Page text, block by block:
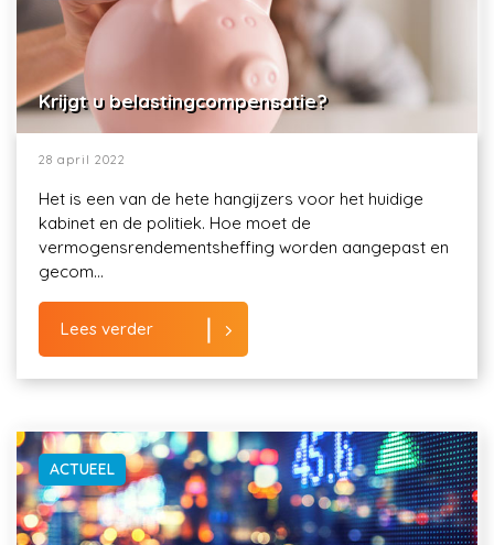
Krijgt u belastingcompensatie?
28 april 2022
Het is een van de hete hangijzers voor het huidige
kabinet en de politiek. Hoe moet de
vermogensrendementsheffing worden aangepast en
gecom...
Lees verder
ACTUEEL